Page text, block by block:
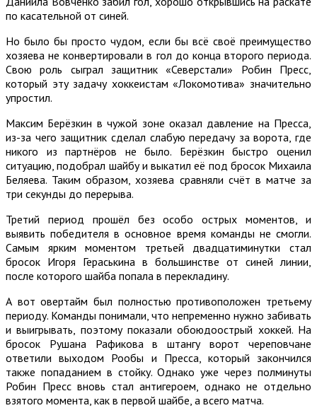
по касательной от синей.
Но было бы просто чудом, если бы всё своё преимущество
хозяева не конвертировали в гол до конца второго периода.
Свою роль сыграл защитник «Северстали» Робин Пресс,
который эту задачу хоккеистам «Локомотива» значительно
упростил.
Максим Берёзкин в чужой зоне оказал давление на Пресса,
из-за чего защитник сделал слабую передачу за ворота, где
никого из партнёров не было. Берёзкин быстро оценил
ситуацию, подобрал шайбу и выкатил её под бросок Михаила
Беляева. Таким образом, хозяева сравняли счёт в матче за
три секунды до перерыва.
Третий период прошёл без особо острых моментов, и
выявить победителя в основное время команды не смогли.
Самым ярким моментом третьей двадцатиминутки стал
бросок Игоря Гераськина в большинстве от синей линии,
после которого шайба попала в перекладину.
А вот овертайм был полностью противоположен третьему
периоду. Команды понимали, что непременно нужно забивать
и выигрывать, поэтому показали обоюдоострый хоккей. На
бросок Рушана Рафикова в штангу ворот череповчане
ответили выходом Рообы и Пресса, который закончился
также попаданием в стойку. Однако уже через полминуты
Робин Пресс вновь стал антигероем, однако не отдельно
взятого момента, как в первой шайбе, а всего матча.